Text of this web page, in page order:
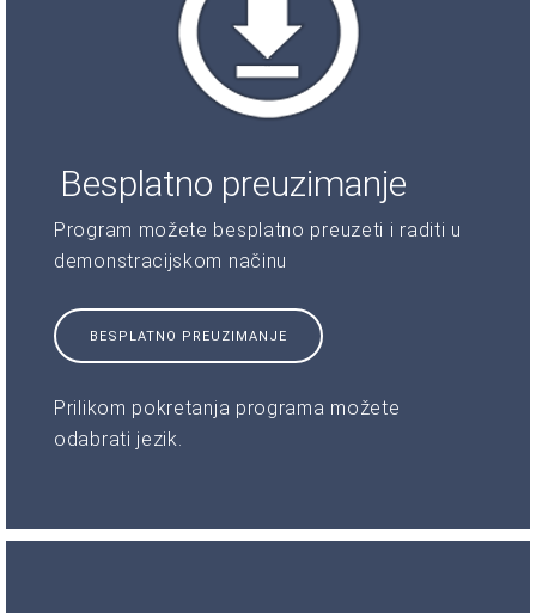
Besplatno preuzimanje
Program možete besplatno preuzeti i raditi u
demonstracijskom načinu
BESPLATNO PREUZIMANJE
Prilikom pokretanja programa možete
odabrati jezik.